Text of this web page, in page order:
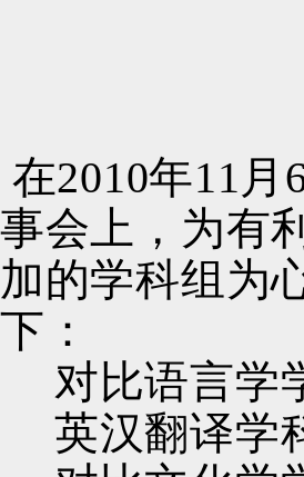
在2010年11 月
事会上，为有
加的学科组为
下：
对比语言学
英汉翻译学